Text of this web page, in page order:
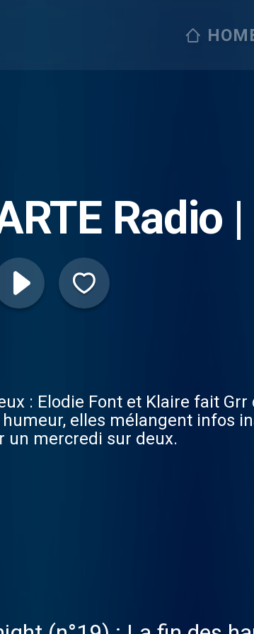
Radio
: Elodie Font et Klaire fait
elles mélangent infos
un mercredi sur deux.